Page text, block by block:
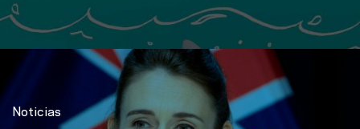
Clientes
Lo que hacemos
Blog
Noticias